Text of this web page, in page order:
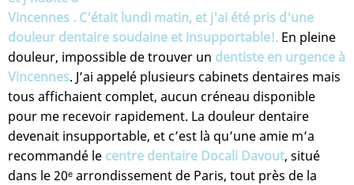
Vincennes . C'était lundi matin, et j'ai été pris d'une
douleur dentaire soudaine et insupportable!. En pleine
douleur, impossible de trouver un dentiste en urgence à
Vincennes. J’ai appelé plusieurs cabinets dentaires mais
tous affichaient complet, aucun créneau disponible
pour me recevoir rapidement. La douleur dentaire
devenait insupportable, et c’est là qu’une amie m’a
recommandé le centre dentaire Docali Davout, situé
dans le 20ᵉ arrondissement de Paris, tout près de la